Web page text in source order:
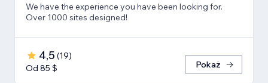
We have the experience you have been looking for.
Over 1000 sites designed!
4,5 (19)
Od 85 $
Pokaż